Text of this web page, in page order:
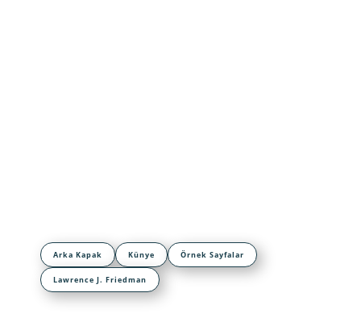
Arka Kapak Künye Örnek Sayfalar
Lawrence J. Friedman